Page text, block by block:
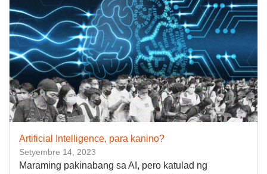
Artificial Intelligence, para kanino?
Setyembre 14, 2023
Maraming pakinabang sa AI, pero katulad ng